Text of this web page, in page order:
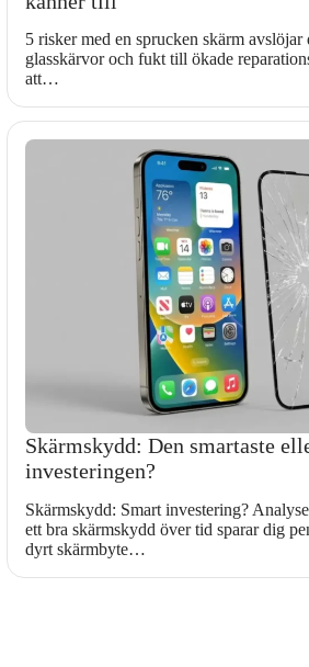
5 risker med en sprucken skärm
glasskärvor och fukt till ökade
att…
Skärmskydd: Den smartaste
investeringen?
Skärmskydd: Smart investering?
ett bra skärmskydd över tid sparar dig
dyrt skärmbyte…